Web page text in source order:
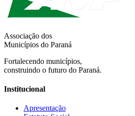
Associação dos
Municípios do Paraná
Fortalecendo municípios,
construindo o futuro do Paraná.
Institucional
Apresentação